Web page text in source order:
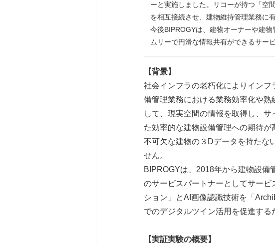
ーと実施しました。リコーが持つ「空
を相互接続させ、建物維持管理業務に
今後BIPROGYは、建物オーナーや建
ムリーで円滑な情報共有ができるサー
【背景】
社会インフラの老朽化によりイン
備管理業務における業務効率化や
して、現実空間の情報を取得し、
た効率的な建物設備管理への期待
不可欠な建物の３Dデータを持たな
せん。
BIPROGYは、2018年から建物設備
のサービスパートナーとしてサー
ション」とAI画像認識技術を「
でのデジタルツイン活用を促進する
【実証実験の概要】